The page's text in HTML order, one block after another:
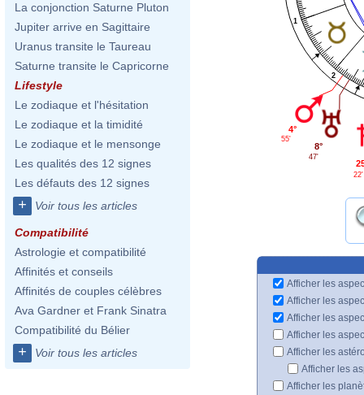
La conjonction Saturne Pluton
Jupiter arrive en Sagittaire
Uranus transite le Taureau
Saturne transite le Capricorne
Lifestyle
Le zodiaque et l'hésitation
Le zodiaque et la timidité
Le zodiaque et le mensonge
Les qualités des 12 signes
Les défauts des 12 signes
+ Voir tous les articles
Compatibilité
Astrologie et compatibilité
Affinités et conseils
Affinités de couples célèbres
Ava Gardner et Frank Sinatra
Compatibilité du Bélier
+ Voir tous les articles
1
2
4°
55'
8°
47'
22'
Afficher les
Afficher les
Afficher les
Afficher les
Afficher les
Afficher les
Afficher les